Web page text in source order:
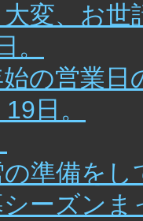
変、お世
。
の営業日
日。
準備をし
ーズンま